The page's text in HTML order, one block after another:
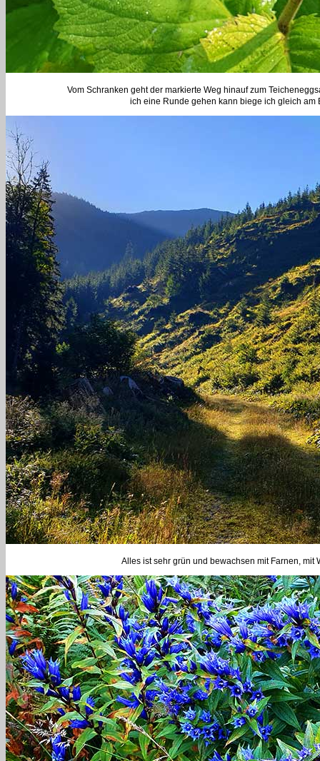
Vom Schranken geht der markierte Weg hinauf zum
ich eine Runde gehen kann biege ich gleich am
Alles ist sehr grün und bewachsen mit Farnen,